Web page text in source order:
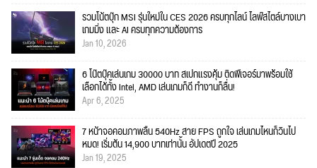
รวมโน้ตบุ๊ก MSI รุ่นใหม่ใน CES 2026 ครบทุกไลน์ ไลฟ์สไตล์บางเบา
เกมมิ่ง และ AI ครบทุกความต้องการ
Jan 10, 2026
6 โน๊ตบุ๊คเล่นเกม 30000 บาท สเปกแรงคุ้ม ติดฟีเจอร์มาพร้อมใช้
เลือกได้ทั้ง Intel, AMD เล่นเกมก็ดี ทำงานก็ลื่น!
Apr 6, 2025
7 หน้าจอคอมภาพลื่น 540Hz สาย FPS ถูกใจ เล่นเกมไหนก็วินไป
หมด! เริ่มต้น 14,900 บาทเท่านั้น อัปเดตปี 2025
Jan 19, 2025